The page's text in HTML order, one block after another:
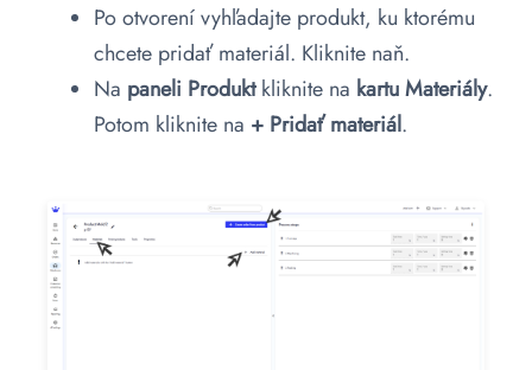
Po otvorení vyhľadajte produkt, ku ktorému
chcete pridať materiál. Kliknite naň.
Na paneli Produktkliknite na kartu Materiály.
Potom kliknite na + Pridať materiál.